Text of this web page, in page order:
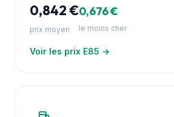
0,842 €
prix moyen
0,676 €
le moins cher
Voir les prix E85 →